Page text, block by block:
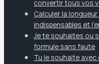
convertir tous vos
Calculer la
indispensables et
Je te souhaites ou
formule sans faute
Tu le souhaite